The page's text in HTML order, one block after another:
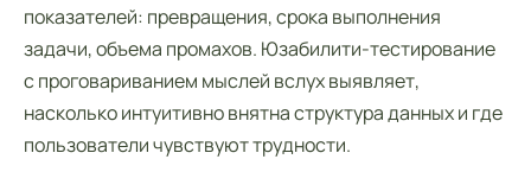
показателей: превращения, срока выполнения
задачи, объема промахов. Юзабилити-тестирование
с проговариванием мыслей вслух выявляет,
насколько интуитивно внятна структура данных и где
пользователи чувствуют трудности.